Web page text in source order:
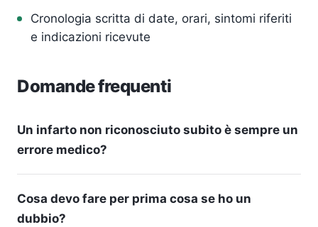
Cronologia scritta di date, orari, sintomi riferiti
e indicazioni ricevute
Domande frequenti
Un infarto non riconosciuto subito è sempre un
errore medico?
Cosa devo fare per prima cosa se ho un
dubbio?